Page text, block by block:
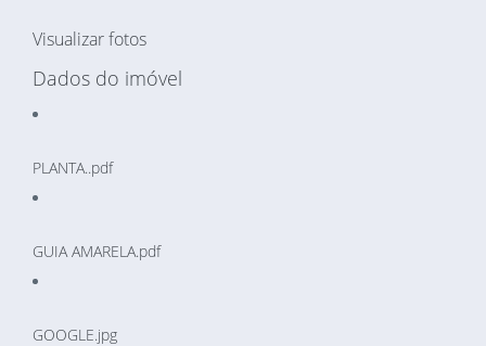
Visualizar fotos
Dados do imóvel
PLANTA..pdf
GUIA AMARELA.pdf
GOOGLE.jpg